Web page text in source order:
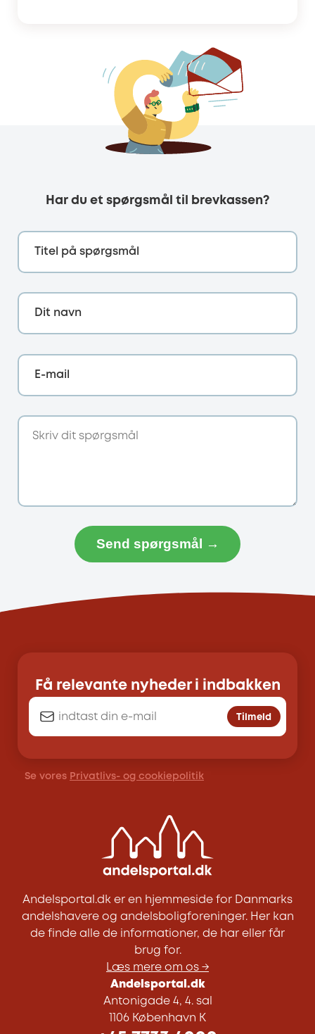
Har du et spørgsmål til brevkassen?
Titel på spørgsmål
Dit navn
E-mail
Send spørgsmål →
Få relevante nyheder i indbakken
Tilmeld
Se vores Privatlivs- og cookiepolitik
Andelsportal.dk er en hjemmeside for Danmarks
andelshavere og andelsboligforeninger. Her kan
de finde alle de informationer, de har eller får
brug for.
Læs mere om os →
Andelsportal.dk
Antonigade 4, 4. sal
1106 København K